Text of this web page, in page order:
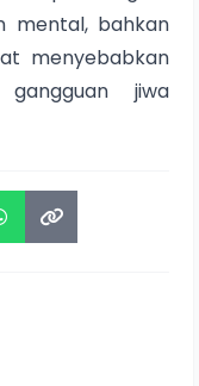
mental, bahkan
menyebabkan
jiwa